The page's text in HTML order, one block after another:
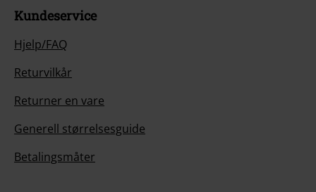
Kundeservice
Hjelp/FAQ
Returvilkår
Returner en vare
Generell størrelsesguide
Betalingsmåter